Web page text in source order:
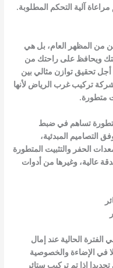
مراعاة آلية التحكم المطلوبة.
من المظهر العام، بل هي
ويحافظ على راحتك من
تحقيق توازن مثالي بين
تركيب غرب الرياض لأنها
متطورة.
تساهم في ضبط
التصاميم المبدئية،
الحفر والتثبيت المتطورة
عالية، وغيرها من أدوات
الفترة الحالية عند إمال
في الإضاءة والخصوصية
إذا تم تركيب ستائر